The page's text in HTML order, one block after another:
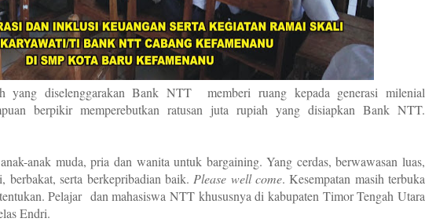
yang diselenggarakan Bank NTT
memberi ruang kepada generasi milenial
berpikir memperebutkan ratusan juta rupiah yang disiapkan Bank NTT.
anak muda, pria dan wanita untuk bargaining. Yang cerdas, berwawasan luas,
serta berkepribadian baik. Please well come. Kesempatan masih terbuka
Pelajar dan mahasiswa NTT khususnya di kabupaten Timor Tengah Utara
Endri.